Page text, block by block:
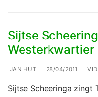
Sijtse
Westerkwartier
JAN HUT 28/04/2011
Sijtse Scheeringa zingt